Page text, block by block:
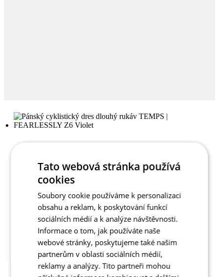
Tato webová stránka používá
cookies
Soubory cookie používáme k personalizaci
obsahu a reklam, k poskytování funkcí
sociálních médií a k analýze návštěvnosti.
Informace o tom, jak používáte naše
webové stránky, poskytujeme také našim
partnerům v oblasti sociálních médií,
reklamy a analýzy. Tito partneři mohou